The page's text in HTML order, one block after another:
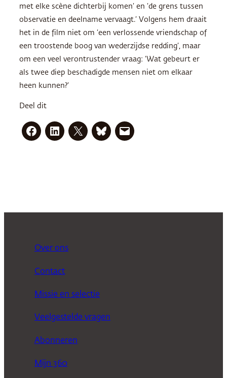
met elke scène dichterbij komen’ en ‘de grens tussen
observatie en deelname vervaagt.’ Volgens hem draait
het in de film niet om ‘een verlossende vriendschap of
een troostende boog van wederzijdse redding’, maar
om een veel verontrustender vraag: ‘Wat gebeurt er
als twee diep beschadigde mensen niet om elkaar
heen kunnen?’
Deel dit
Over ons
Contact
Missie en selectie
Veelgestelde vragen
Abonneren
Mijn 360